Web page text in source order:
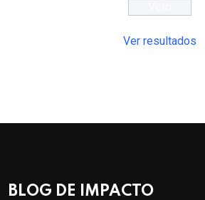
Ver resultados
BLOG DE IMPACTO